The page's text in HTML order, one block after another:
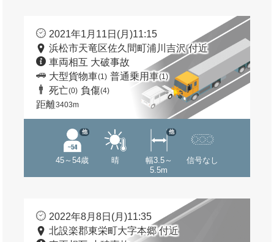
2021年1月11日(月)11:15
浜松市天竜区佐久間町浦川吉沢 付近
車両相互 大破事故
大型貨物車(1) 普通乗用車(1)
死亡(0) 負傷(4)
距離3403m
45～54歳
他
晴
幅3.5～
5.5m
他
信号なし
2022年8月8日(月)11:35
北設楽郡東栄町大字本郷 付近